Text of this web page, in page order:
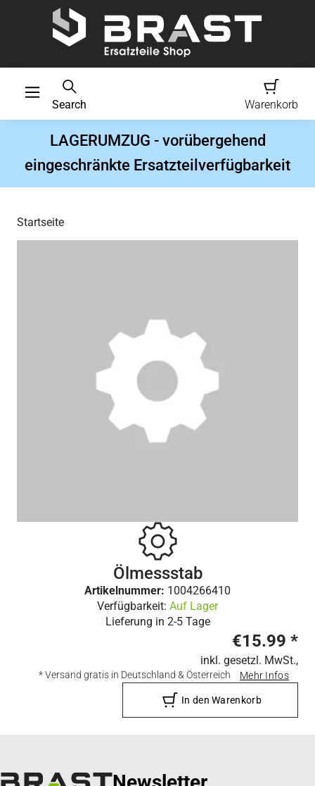
Search Warenkorb
LAGERUMZUG - vorübergehend
eingeschränkte Ersatzteilverfügbarkeit
Startseite
Ölmessstab
Artikelnummer: 1004266410
Verfügbarkeit: Auf Lager
Lieferung in 2-5 Tage
€15.99 *
inkl. gesetzl. MwSt.,
* Versand gratis in Deutschland & Österreich Mehr Infos
In den Warenkorb